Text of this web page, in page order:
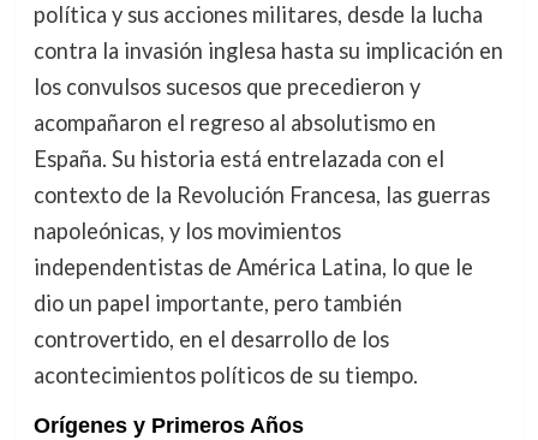
política y sus acciones militares, desde la lucha
contra la invasión inglesa hasta su implicación en
los convulsos sucesos que precedieron y
acompañaron el regreso al absolutismo en
España. Su historia está entrelazada con el
contexto de la Revolución Francesa, las guerras
napoleónicas, y los movimientos
independentistas de América Latina, lo que le
dio un papel importante, pero también
controvertido, en el desarrollo de los
acontecimientos políticos de su tiempo.
Orígenes y Primeros Años